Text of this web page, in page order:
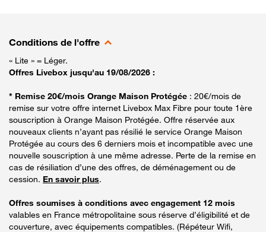
Conditions de l'offre
« Lite » = Léger.
Offres Livebox jusqu'au 19/08/2026 :
* Remise 20€/mois Orange Maison Protégée : 20€/mois de
remise sur votre offre internet Livebox Max Fibre pour toute 1ère
souscription à Orange Maison Protégée. Offre réservée aux
nouveaux clients n’ayant pas résilié le service Orange Maison
Protégée au cours des 6 derniers mois et incompatible avec une
nouvelle souscription à une même adresse. Perte de la remise en
cas de résiliation d’une des offres, de déménagement ou de
cession. En savoir plus.
Offres soumises à conditions avec engagement 12 mois
valables en France métropolitaine sous réserve d’éligibilité et de
couverture, avec équipements compatibles. (Répéteur Wifi,